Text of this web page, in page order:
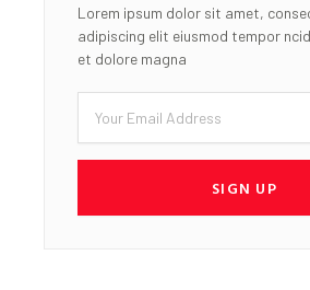
Lorem ipsum dolor sit amet,
adipiscing elit eiusmod tempor
et dolore magna
Email
SIGN UP